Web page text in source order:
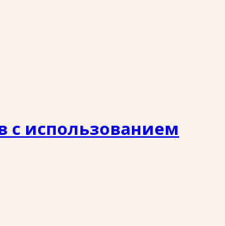
с использованием